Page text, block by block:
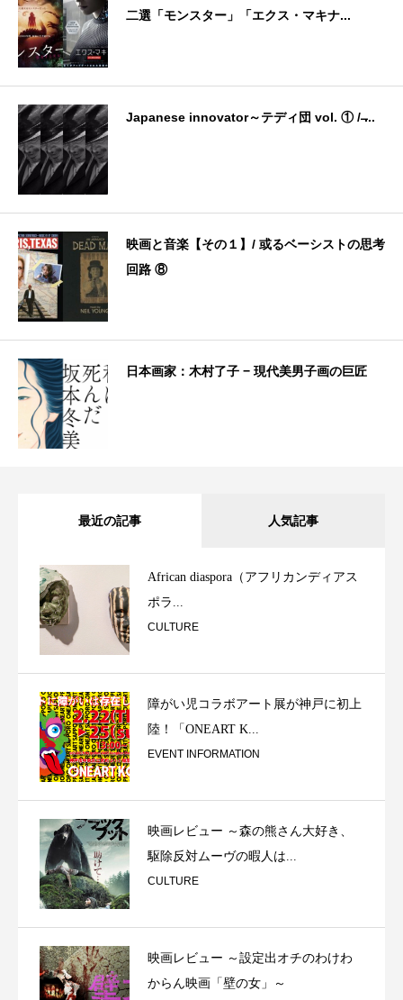
二選「モンスター」「エクス・マキナ...
Japanese innovator～テディ団 vol. ① / ̶...
映画と音楽【その１】/ 或るベーシストの思考
回路 ⑧
日本画家：木村了子 − 現代美男子画の巨匠
最近の記事 人気記事
African diaspora（アフリカンディアス
ポラ...
CULTURE
障がい児コラボアート展が神戸に初上
陸！「ONEART K...
EVENT INFORMATION
映画レビュー ～森の熊さん大好き、
駆除反対ムーヴの暇人は...
CULTURE
映画レビュー ～設定出オチのわけわ
からん映画「壁の女」～